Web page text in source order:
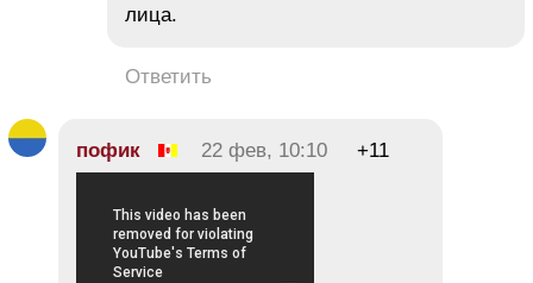
лица.
Ответить
пофик 22 фев, 10:10 +11